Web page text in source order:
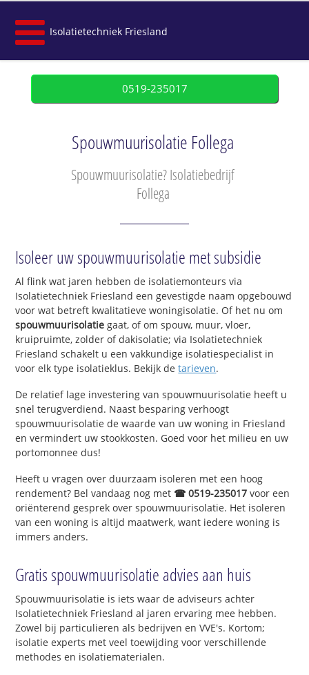
Isolatietechniek Friesland
0519-235017
Spouwmuurisolatie Follega
Spouwmuurisolatie? Isolatiebedrijf
Follega
Isoleer uw spouwmuurisolatie met subsidie
Al flink wat jaren hebben de isolatiemonteurs via
Isolatietechniek Friesland een gevestigde naam opgebouwd
voor wat betreft kwalitatieve woningisolatie. Of het nu om
spouwmuurisolatie gaat, of om spouw, muur, vloer,
kruipruimte, zolder of dakisolatie; via Isolatietechniek
Friesland schakelt u een vakkundige isolatiespecialist in
voor elk type isolatieklus. Bekijk detarieven.
De relatief lage investering van spouwmuurisolatie heeft u
snel terugverdiend. Naast besparing verhoogt
spouwmuurisolatie de waarde van uw woning in Friesland
en vermindert uw stookkosten. Goed voor het milieu en uw
portomonnee dus!
Heeft u vragen over duurzaam isoleren met een hoog
rendement? Bel vandaag nog met ☎ 0519-235017 voor een
oriënterend gesprek over spouwmuurisolatie. Het isoleren
van een woning is altijd maatwerk, want iedere woning is
immers anders.
Gratis spouwmuurisolatie advies aan huis
Spouwmuurisolatie is iets waar de adviseurs achter
Isolatietechniek Friesland al jaren ervaring mee hebben.
Zowel bij particulieren als bedrijven en VVE's. Kortom;
isolatie experts met veel toewijding voor verschillende
methodes en isolatiematerialen.